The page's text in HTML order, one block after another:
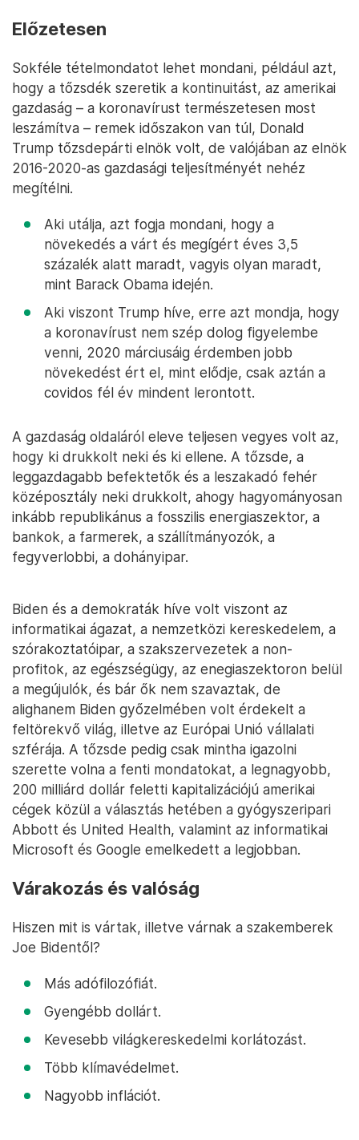
Előzetesen
Sokféle tételmondatot lehet mondani, például azt,
hogy a tőzsdék szeretik a kontinuitást, az amerikai
gazdaság – a koronavírust természetesen most
leszámítva – remek időszakon van túl, Donald
Trump tőzsdepárti elnök volt, de valójában az elnök
2016-2020-as gazdasági teljesítményét nehéz
megítélni.
Aki utálja, azt fogja mondani, hogy a
növekedés a várt és megígért éves 3,5
százalék alatt maradt, vagyis olyan maradt,
mint Barack Obama idején.
Aki viszont Trump híve, erre azt mondja, hogy
a koronavírust nem szép dolog figyelembe
venni, 2020 márciusáig érdemben jobb
növekedést ért el, mint elődje, csak aztán a
covidos fél év mindent lerontott.
A gazdaság oldaláról eleve teljesen vegyes volt az,
hogy ki drukkolt neki és ki ellene. A tőzsde, a
leggazdagabb befektetők és a leszakadó fehér
középosztály neki drukkolt, ahogy hagyományosan
inkább republikánus a fosszilis energiaszektor, a
bankok, a farmerek, a szállítmányozók, a
fegyverlobbi, a dohányipar.
Biden és a demokraták híve volt viszont az
informatikai ágazat, a nemzetközi kereskedelem, a
szórakoztatóipar, a szakszervezetek a non-
profitok, az egészségügy, az enegiaszektoron belül
a megújulók, és bár ők nem szavaztak, de
alighanem Biden győzelmében volt érdekelt a
feltörekvő világ, illetve az Európai Unió vállalati
szférája. A tőzsde pedig csak mintha igazolni
szerette volna a fenti mondatokat, a legnagyobb,
200 milliárd dollár feletti kapitalizációjú amerikai
cégek közül a választás hetében a gyógyszeripari
Abbott és United Health, valamint az informatikai
Microsoft és Google emelkedett a legjobban.
Várakozás és valóság
Hiszen mit is vártak, illetve várnak a szakemberek
Joe Bidentől?
Más adófilozófiát.
Gyengébb dollárt.
Kevesebb világkereskedelmi korlátozást.
Több klímavédelmet.
Nagyobb inflációt.